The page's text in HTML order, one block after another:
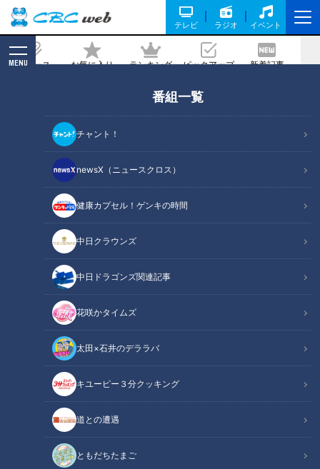
テレビ ラジオ イベント
ニュース お気に入り ランキング ピックアップ 新着記事
MENU
番組一覧
チャント！
newsX（ニュースクロス）
健康カプセル！ゲンキの時間
中日クラウンズ
中日ドラゴンズ関連記事
花咲かタイムズ
太田×石井のデララバ
キユーピー３分クッキング
道との遭遇
ともだちたまご
記事に戻る
帰省時にできる簡単認知症チェック
この記事の画像